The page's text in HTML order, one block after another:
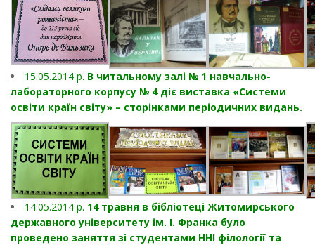
15.05.2014 р. В читальному залі № 1 навчально-
лабораторного корпусу № 4 діє виставка «Системи
освіти країн світу» – сторінками періодичних видань.
14.05.2014 р. 14 травня в бібліотеці Житомирського
державного університету ім. І. Франка було
проведено заняття зі студентами ННІ філології та